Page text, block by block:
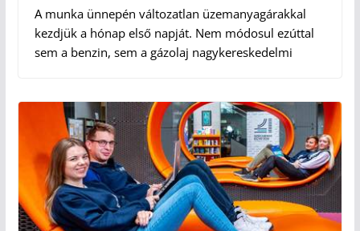
A munka ünnepén változatlan üzemanyagárakkal
kezdjük a hónap első napját. Nem módosul ezúttal
sem a benzin, sem a gázolaj nagykereskedelmi